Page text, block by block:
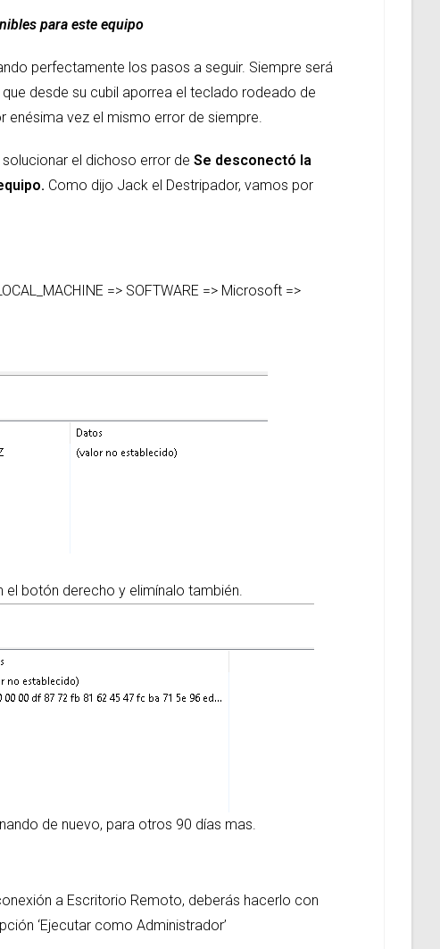
para este equipo
perfectamente los pasos a seguir. Siempre será
desde su cubil aporrea el teclado rodeado de
enésima vez el mismo error de siempre.
el dichoso error de Se desconectó la
Como dijo Jack el Destripador, vamos por
=> SOFTWARE => Microsoft =>
el botón derecho y elimínalo también.
de nuevo, para otros 90 días mas.
a Escritorio Remoto, deberás hacerlo con
‘Ejecutar como Administrador’